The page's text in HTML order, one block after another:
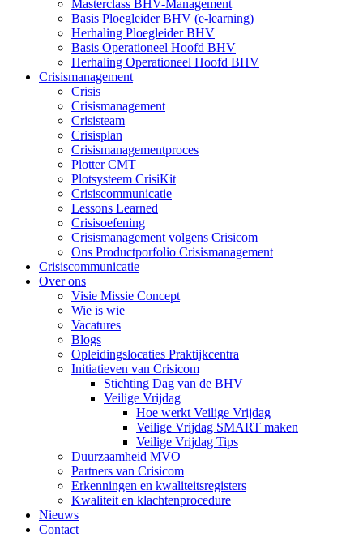
Masterclass BHV-Management
Basis Ploegleider BHV (e-learning)
Herhaling Ploegleider BHV
Basis Operationeel Hoofd BHV
Herhaling Operationeel Hoofd BHV
Crisismanagement
Crisis
Crisismanagement
Crisisteam
Crisisplan
Crisismanagementproces
Plotter CMT
Plotsysteem CrisiKit
Crisiscommunicatie
Lessons Learned
Crisisoefening
Crisismanagement volgens Crisicom
Ons Productporfolio Crisismanagement
Crisiscommunicatie
Over ons
Visie Missie Concept
Wie is wie
Vacatures
Blogs
Opleidingslocaties Praktijkcentra
Initiatieven van Crisicom
Stichting Dag van de BHV
Veilige Vrijdag
Hoe werkt Veilige Vrijdag
Veilige Vrijdag SMART maken
Veilige Vrijdag Tips
Duurzaamheid MVO
Partners van Crisicom
Erkenningen en kwaliteitsregisters
Kwaliteit en klachtenprocedure
Nieuws
Contact